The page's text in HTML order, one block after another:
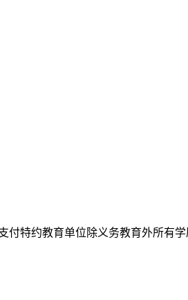
特约教育单位除义务教育外所有